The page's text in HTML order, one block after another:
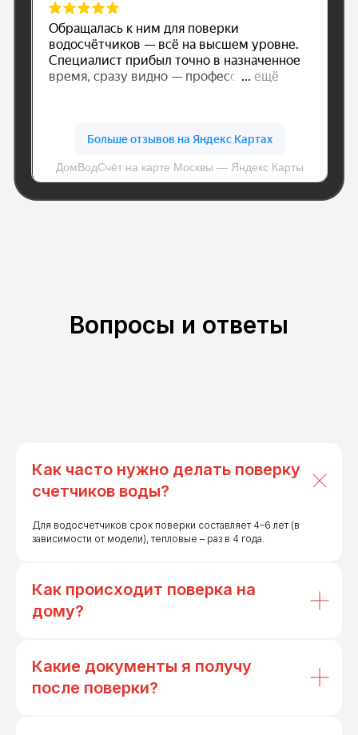
Вопросы и ответы
Как часто нужно делать поверку
счетчиков воды?
Для водосчетчиков срок поверки составляет 4–6 лет (в
зависимости от модели), тепловые – раз в 4 года.
Как происходит поверка на
дому?
Какие документы я получу
после поверки?
Политика конфиденциальности
© Все права защищены.